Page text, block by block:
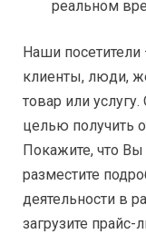
реальном
Наши
клиенты, люди,
товар или
целью получить
Покажите, что
разместите
деятельности в
загрузите прайс-